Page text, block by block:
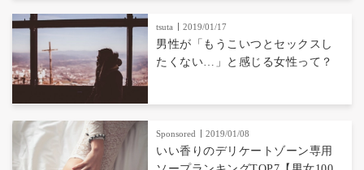
tsuta 2019/01/17
男性が「もうこいつとセックスし
たくない…」と感じる女性って？
Sponsored 2019/01/08
いい香りのデリケートゾーン専用